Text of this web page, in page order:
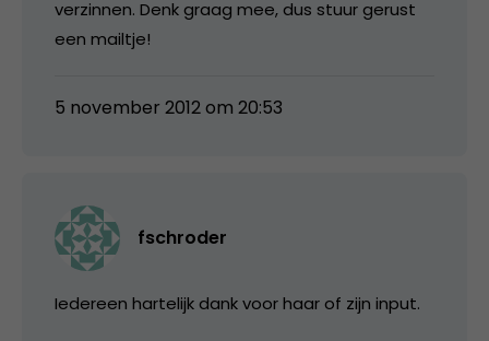
verzinnen. Denk graag mee, dus stuur gerust
een mailtje!
5 november 2012 om 20:53
fschroder
Iedereen hartelijk dank voor haar of zijn input.